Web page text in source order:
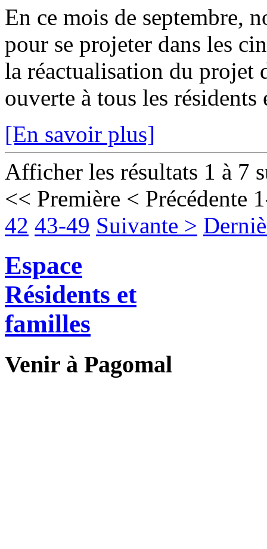
En ce mois de septembre,
pour se projeter dans les
la réactualisation du projet
ouverte à tous les résidents
[En savoir plus]
Afficher les résultats 1 à 7
<< Première < Précédente
42 43-49 Suivante >
Espace
Résidents et
familles
Venir à Pagomal